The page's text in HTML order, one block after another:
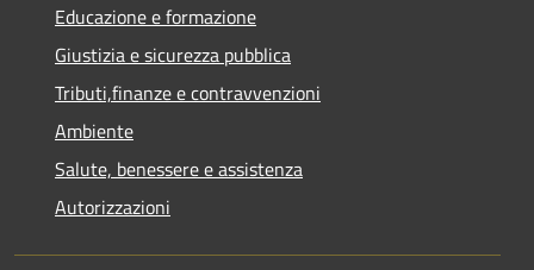
Educazione e formazione
Giustizia e sicurezza pubblica
Tributi,finanze e contravvenzioni
Ambiente
Salute, benessere e assistenza
Autorizzazioni